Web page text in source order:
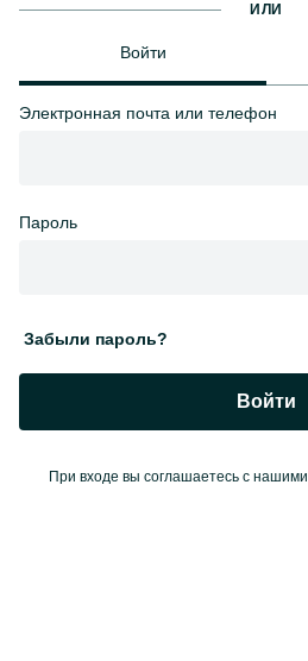
ИЛИ
Войти
Электронная почта или телефон
Пароль
Забыли пароль?
Войти
При входе вы соглашаетесь с нашими